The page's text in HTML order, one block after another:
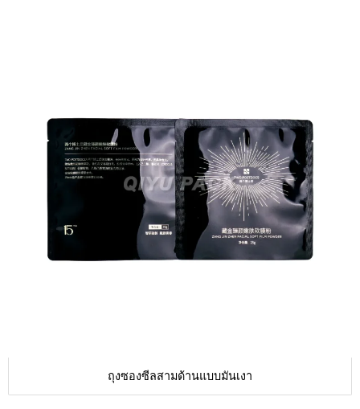
ถุงซองซีลสามด้านแบบมันเงา